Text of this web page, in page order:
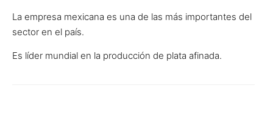
La empresa mexicana es una de las más importantes del
sector en el país.
Es líder mundial en la producción de plata afinada.